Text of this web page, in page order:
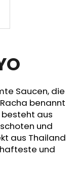
Saucen, die
benannt
besteht aus
und
aus Thailand
und